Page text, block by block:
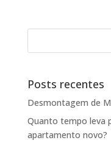
Posts recentes
Desmontagem de
Quanto tempo leva
apartamento novo?